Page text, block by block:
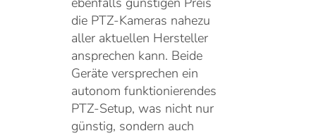
die PTZ-Kameras nahezu
aller aktuellen Hersteller
ansprechen kann. Beide
Geräte versprechen ein
autonom funktionierendes
PTZ-Setup, was nicht nur
günstig, sondern auch